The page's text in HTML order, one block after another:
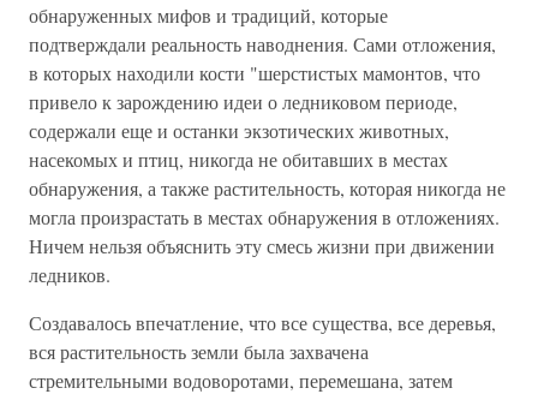
обнаруженных мифов и традиций, которые
подтверждали реальность наводнения. Сами отложения,
в которых находили кости "шерстистых мамонтов, что
привело к зарождению идеи о ледниковом периоде,
содержали еще и останки экзотических животных,
насекомых и птиц, никогда не обитавших в местах
обнаружения, а также растительность, которая никогда не
могла произрастать в местах обнаружения в отложениях.
Ничем нельзя объяснить эту смесь жизни при движении
ледников.
Создавалось впечатление, что все существа, все деревья,
вся растительность земли была захвачена
стремительными водоворотами, перемешана, затем